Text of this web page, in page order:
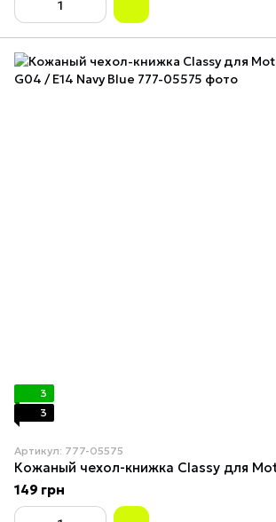
3
3
Артикул: 777-05575
149 грн